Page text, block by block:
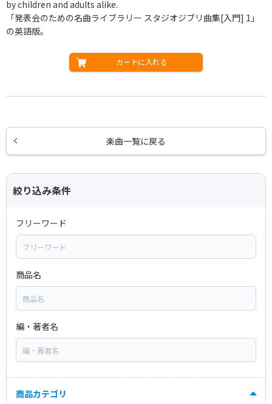
by children and adults alike.
「発表会のための名曲ライブラリー スタジオジブリ曲集[入門] 1」
の英語版。
カートに入れる
楽曲一覧に戻る
絞り込み条件
フリーワード
商品名
編・著者名
商品カテゴリ